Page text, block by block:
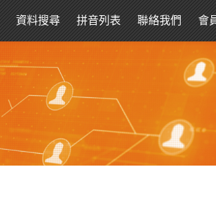
資料搜尋 拼音列表 聯絡我們 會